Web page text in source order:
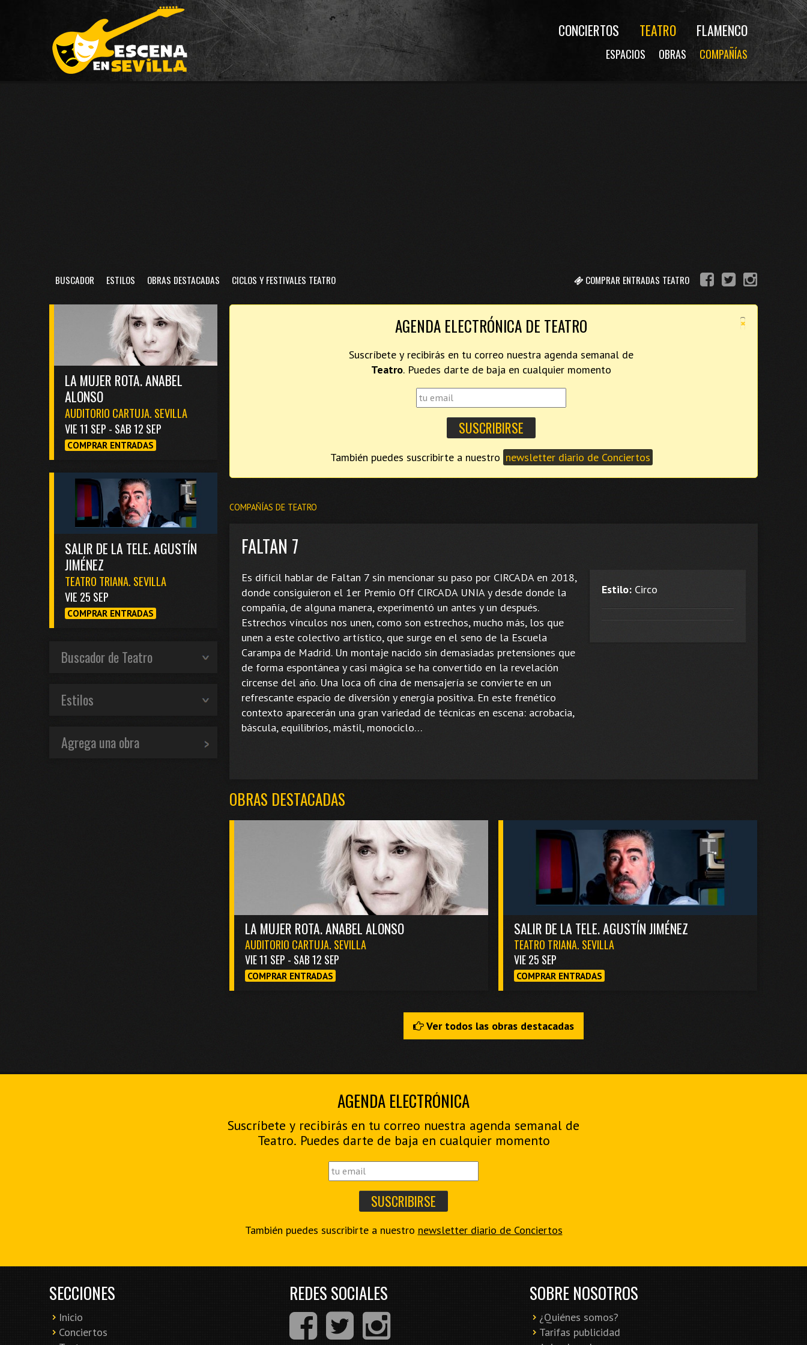
CONCIERTOS TEATRO FLAMENCO
ESPACIOS OBRAS COMPAÑÍAS
COMPRAR ENTRADAS TEATRO
BUSCADOR ESTILOS OBRAS DESTACADAS CICLOS Y FESTIVALES TEATRO
×
AGENDA ELECTRÓNICA DE TEATRO
Suscríbete y recibirás en tu correo nuestra agenda semanal de
Teatro. Puedes darte de baja en cualquier momento
También puedes suscribirte a nuestro newsletter diario de Conciertos
COMPAÑÍAS DE TEATRO
FALTAN 7
Estilo: Circo
Es difícil hablar de Faltan 7 sin mencionar su paso por CIRCADA en 2018,
donde consiguieron el 1er Premio Off CIRCADA UNIA y desde donde la
compañía, de alguna manera, experimentó un antes y un después.
Estrechos vínculos nos unen, como son estrechos, mucho más, los que
unen a este colectivo artístico, que surge en el seno de la Escuela
Carampa de Madrid. Un montaje nacido sin demasiadas pretensiones que
de forma espontánea y casi mágica se ha convertido en la revelación
circense del año. Una loca ofi cina de mensajería se convierte en un
refrescante espacio de diversión y energía positiva. En este frenético
contexto aparecerán una gran variedad de técnicas en escena: acrobacia,
báscula, equilibrios, mástil, monociclo…
OBRAS DESTACADAS
LA MUJER ROTA. ANABEL ALONSO
AUDITORIO CARTUJA. SEVILLA
VIE 11 SEP - SAB 12 SEP
COMPRAR ENTRADAS
SALIR DE LA TELE. AGUSTÍN JIMÉNEZ
TEATRO TRIANA. SEVILLA
VIE 25 SEP
COMPRAR ENTRADAS
Ver todos las obras destacadas
LA MUJER ROTA. ANABEL
ALONSO
AUDITORIO CARTUJA. SEVILLA
VIE 11 SEP - SAB 12 SEP
COMPRAR ENTRADAS
SALIR DE LA TELE. AGUSTÍN
JIMÉNEZ
TEATRO TRIANA. SEVILLA
VIE 25 SEP
COMPRAR ENTRADAS
Buscador de Teatro
Estilos
Agrega una obra
AGENDA ELECTRÓNICA
Suscríbete y recibirás en tu correo nuestra agenda semanal de
Teatro. Puedes darte de baja en cualquier momento
También puedes suscribirte a nuestro newsletter diario de Conciertos
SECCIONES
Inicio
Conciertos
REDES SOCIALES SOBRE NOSOTROS
¿Quiénes somos?
Tarifas publicidad